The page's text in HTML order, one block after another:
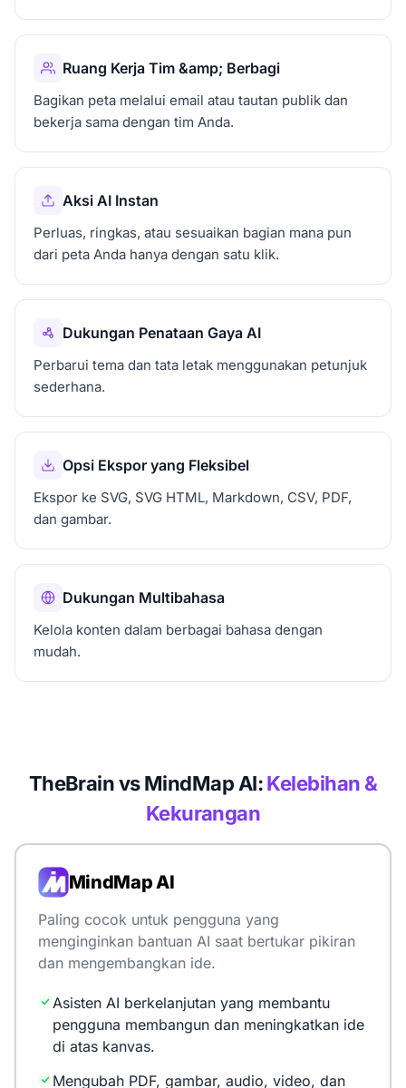
Ruang Kerja Tim &amp; Berbagi
Bagikan peta melalui email atau tautan publik dan
bekerja sama dengan tim Anda.
Aksi AI Instan
Perluas, ringkas, atau sesuaikan bagian mana pun
dari peta Anda hanya dengan satu klik.
Dukungan Penataan Gaya AI
Perbarui tema dan tata letak menggunakan petunjuk
sederhana.
Opsi Ekspor yang Fleksibel
Ekspor ke SVG, SVG HTML, Markdown, CSV, PDF,
dan gambar.
Dukungan Multibahasa
Kelola konten dalam berbagai bahasa dengan
mudah.
TheBrain vs MindMap AI:Kelebihan &
Kekurangan
MindMap AI
Paling cocok untuk pengguna yang
menginginkan bantuan AI saat bertukar pikiran
dan mengembangkan ide.
Asisten AI berkelanjutan yang membantu
pengguna membangun dan meningkatkan ide
di atas kanvas.
Mengubah PDF, gambar, audio, video, dan